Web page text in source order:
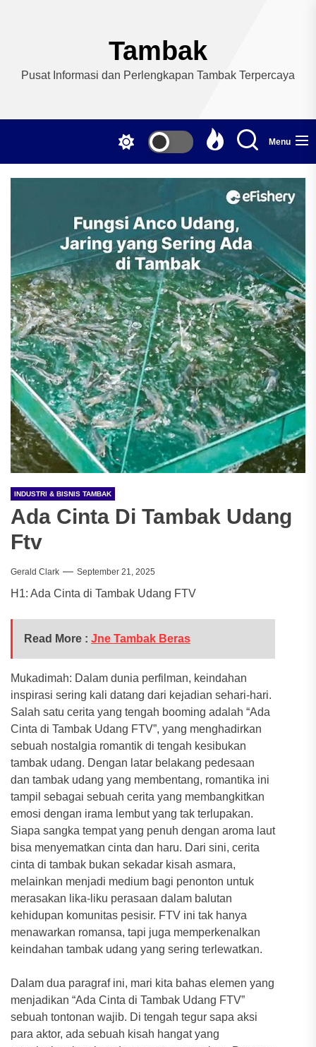
Tambak
Pusat Informasi dan Perlengkapan Tambak Terpercaya
Menu
INDUSTRI & BISNIS TAMBAK
Ada Cinta Di Tambak Udang
Ftv
Gerald Clark September 21, 2025
H1: Ada Cinta di Tambak Udang FTV
Read More : Jne Tambak Beras
Mukadimah: Dalam dunia perfilman, keindahan
inspirasi sering kali datang dari kejadian sehari-hari.
Salah satu cerita yang tengah booming adalah “Ada
Cinta di Tambak Udang FTV”, yang menghadirkan
sebuah nostalgia romantik di tengah kesibukan
tambak udang. Dengan latar belakang pedesaan
dan tambak udang yang membentang, romantika ini
tampil sebagai sebuah cerita yang membangkitkan
emosi dengan irama lembut yang tak terlupakan.
Siapa sangka tempat yang penuh dengan aroma laut
bisa menyematkan cinta dan haru. Dari sini, cerita
cinta di tambak bukan sekadar kisah asmara,
melainkan menjadi medium bagi penonton untuk
merasakan lika-liku perasaan dalam balutan
kehidupan komunitas pesisir. FTV ini tak hanya
menawarkan romansa, tapi juga memperkenalkan
keindahan tambak udang yang sering terlewatkan.
Dalam dua paragraf ini, mari kita bahas elemen yang
menjadikan “Ada Cinta di Tambak Udang FTV”
sebuah tontonan wajib. Di tengah tegur sapa aksi
para aktor, ada sebuah kisah hangat yang